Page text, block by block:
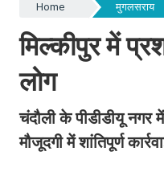
Home मुगलसराय
मिल्कीपुर में
लोग
चंदौली के पीडीडीयू नगर
मौजूदगी में शांतिपूर्ण